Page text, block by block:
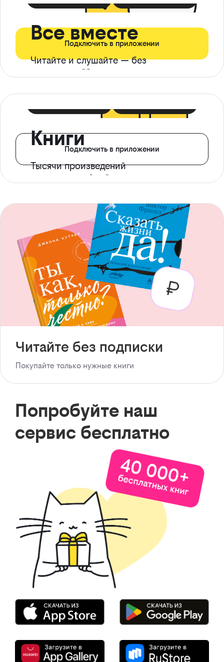
Все вместе
Читайте и слушайте — без
ограничений*
Подключить в приложении
Книги
Тысячи произведений
с доступом офлайн
Подключить в приложении
Читайте без подписки
Покупайте только нужные книги
Попробуйте наш
сервис бесплатно